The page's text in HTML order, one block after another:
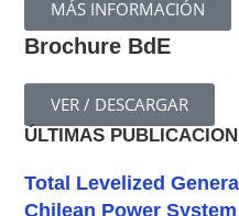
MÁS INFORMACIÓN
Brochure BdE
VER / DESCARGAR
ÚLTIMAS
Total Levelized
Chilean Power System